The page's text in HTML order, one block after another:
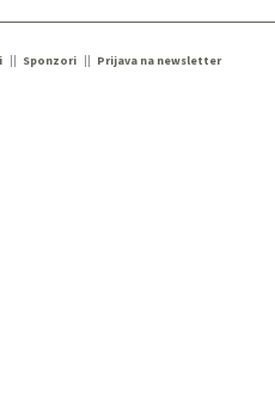
Sponzori
Prijava na newsletter